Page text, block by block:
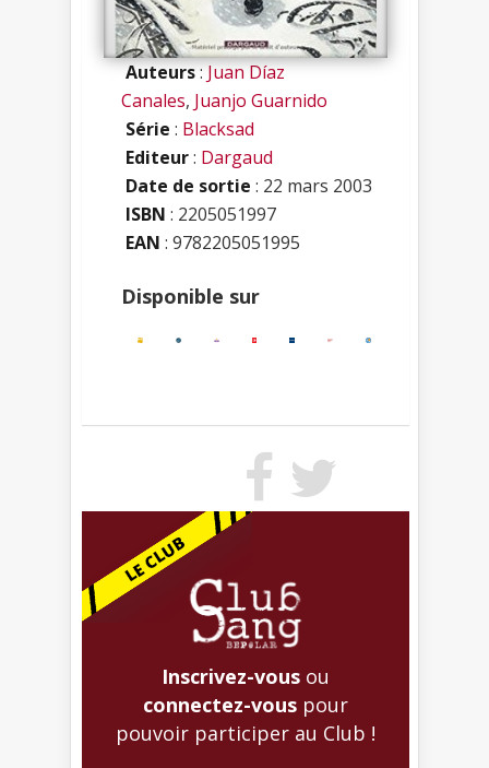
Auteurs:Juan Díaz
Canales, Juanjo Guarnido
Série : Blacksad
Editeur: Dargaud
Date de sortie : 22 mars 2003
ISBN : 2205051997
EAN : 9782205051995
Disponible sur
Inscrivez-vous ou
connectez-vous pour
pouvoir participer au Club !